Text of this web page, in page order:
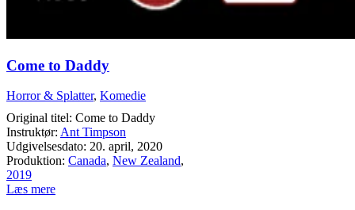
Come to Daddy
Horror & Splatter, Komedie
Original titel: Come to Daddy
Instruktør: Ant Timpson
Udgivelsesdato: 20. april, 2020
Produktion: Canada, New Zealand,
2019
Læs mere